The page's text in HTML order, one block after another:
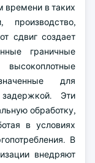
времени в таких
производство,
сдвиг создает
граничные
для
Эти
обработку,
в условиях
В
внедряют